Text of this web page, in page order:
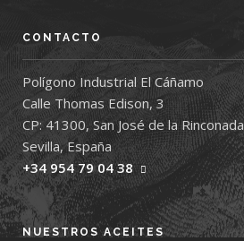
CONTACTO
Polígono Industrial El Cáñamo
Calle Thomas Edison, 3
CP: 41300, San José de la Rinconada
Sevilla, España
+34 954 79 04 38
NUESTROS ACEITES